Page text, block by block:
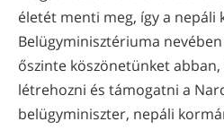
életét menti meg, így a nepáli
Belügyminisztériuma
őszinte köszönetünket
létrehozni és támogatni a
belügyminiszter, nepáli